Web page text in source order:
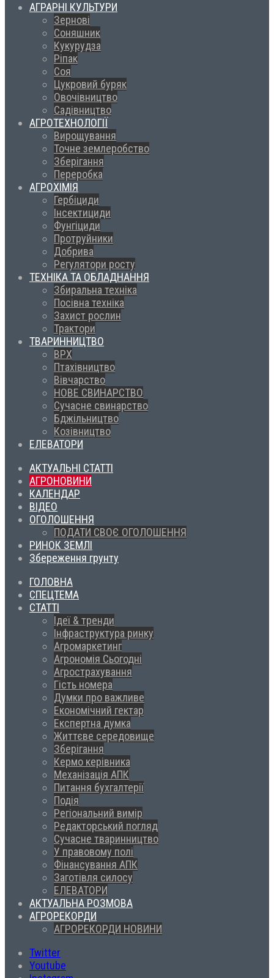
АГРАРНІ КУЛЬТУРИ
Зернові
Соняшник
Кукурудза
Ріпак
Соя
Цукровий буряк
Овочівництво
Садівництво
АГРОТЕХНОЛОГІЇ
Вирощування
Точне землеробство
Зберігання
Переробка
АГРОХІМІЯ
Гербіциди
Інсектициди
Фунгіциди
Протруйники
Добрива
Регулятори росту
ТЕХНІКА ТА ОБЛАДНАННЯ
Збиральна техніка
Посівна техніка
Захист рослин
Трактори
ТВАРИННИЦТВО
ВРХ
Птахівництво
Вівчарство
НОВЕ СВИНАРСТВО
Сучасне свинарство
Бджільництво
Козівництво
ЕЛЕВАТОРИ
АКТУАЛЬНІ СТАТТІ
АГРОНОВИНИ
КАЛЕНДАР
ВІДЕО
ОГОЛОШЕННЯ
ПОДАТИ СВОЄ ОГОЛОШЕННЯ
РИНОК ЗЕМЛІ
Збереження грунту
ГОЛОВНА
СПЕЦТЕМА
СТАТТІ
Ідеї & тренди
Інфраструктура ринку
Агромаркетинг
Агрономія Сьогодні
Агрострахування
Гість номера
Думки про важливе
Економічний гектар
Експертна думка
Життєве середовище
Зберігання
Кермо керівника
Механізація АПК
Питання бухгалтерії
Подія
Регіональний вимір
Редакторський погляд
Сучасне тваринництво
У правовому полі
Фінансування АПК
Заготівля силосу
ЕЛЕВАТОРИ
АКТУАЛЬНА РОЗМОВА
АГРОРЕКОРДИ
АГРОРЕКОРДИ НОВИНИ
Twitter
Youtube